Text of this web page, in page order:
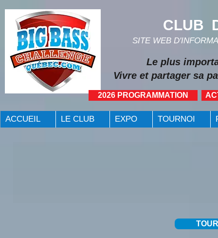
CLUB
SITE WEB
Vivre et partager sa
2026 PROGRAMMATION
Le plus
ACCUEIL LE CLUB EXPO TOURNOI